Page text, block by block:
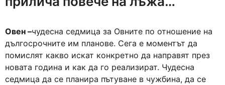
Овен –чудесна седмица за Овните по отношение на
дългосрочните им планове. Сега е моментът да
помислят какво искат конкретно да направят през
новата година и как да го реализират. Чудесна
седмица да се планира пътуване в чужбина, да се